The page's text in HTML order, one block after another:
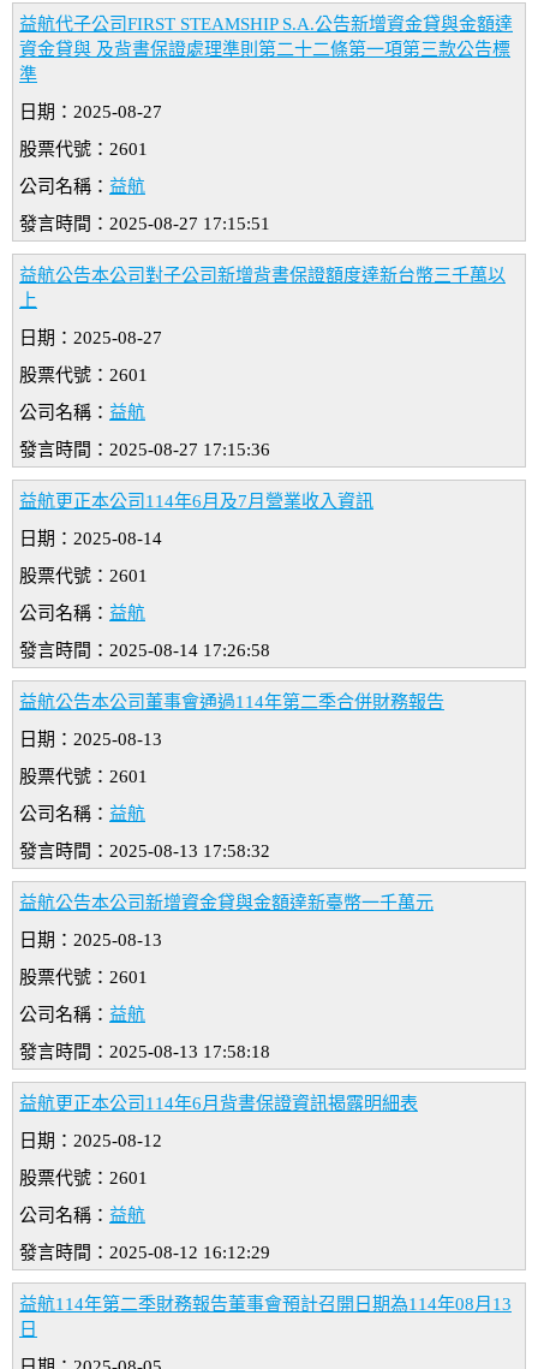
益航代子公司FIRST STEAMSHIP S.A.公告新增資金貸與金額達
資金貸與 及背書保證處理準則第二十二條第一項第三款公告標
準
日期：2025-08-27
股票代號：2601
公司名稱： 益航
發言時間：2025-08-27 17:15:51
益航公告本公司對子公司新增背書保證額度達新台幣三千萬以
上
日期：2025-08-27
股票代號：2601
公司名稱： 益航
發言時間：2025-08-27 17:15:36
益航更正本公司114年6月及7月營業收入資訊
日期：2025-08-14
股票代號：2601
公司名稱： 益航
發言時間：2025-08-14 17:26:58
益航公告本公司董事會通過114年第二季合併財務報告
日期：2025-08-13
股票代號：2601
公司名稱： 益航
發言時間：2025-08-13 17:58:32
益航公告本公司新增資金貸與金額達新臺幣一千萬元
日期：2025-08-13
股票代號：2601
公司名稱： 益航
發言時間：2025-08-13 17:58:18
益航更正本公司114年6月背書保證資訊揭露明細表
日期：2025-08-12
股票代號：2601
公司名稱： 益航
發言時間：2025-08-12 16:12:29
益航114年第二季財務報告董事會預計召開日期為114年08月13
日